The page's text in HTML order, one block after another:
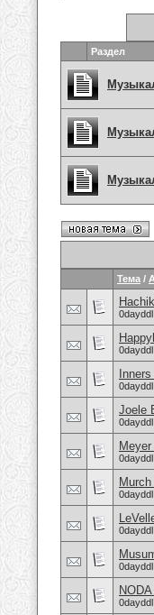
Раздел
Тема /
0dayddl
0dayddl
0dayddl
Joele
0dayddl
0dayddl
0dayddl
0dayddl
0dayddl
0dayddl